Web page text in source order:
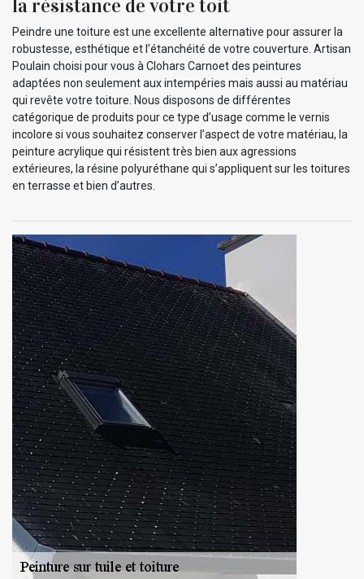
la résistance de votre toit
Peindre une toiture est une excellente alternative pour assurer la
robustesse, esthétique et l’étanchéité de votre couverture. Artisan
Poulain choisi pour vous à Clohars Carnoet des peintures
adaptées non seulement aux intempéries mais aussi au matériau
qui revête votre toiture. Nous disposons de différentes
catégorique de produits pour ce type d’usage comme le vernis
incolore si vous souhaitez conserver l’aspect de votre matériau, la
peinture acrylique qui résistent très bien aux agressions
extérieures, la résine polyuréthane qui s’appliquent sur les toitures
en terrasse et bien d’autres.